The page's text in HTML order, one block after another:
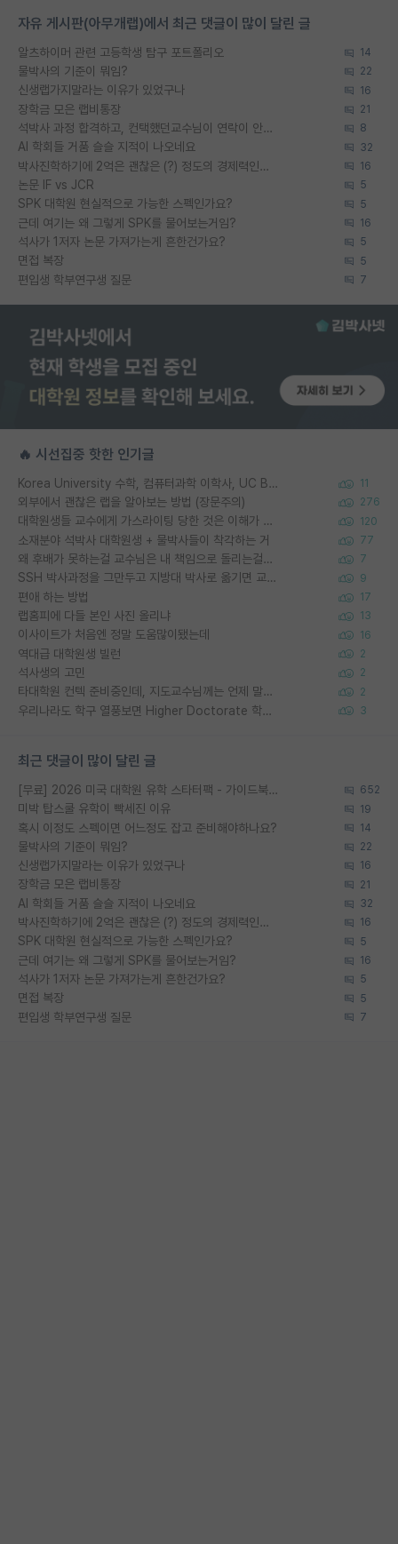
자유 게시판(아무개랩)에서 최근 댓글이 많이 달린 글
알츠하이머 관련 고등학생 탐구 포트폴리오 14
물박사의 기준이 뭐임? 22
신생랩가지말라는 이유가 있었구나 16
장학금 모은 랩비통장 21
석박사 과정 합격하고, 컨택했던교수님이 연락이 안됩니다... 8
AI 학회들 거품 슬슬 지적이 나오네요 32
박사진학하기에 2억은 괜찮은 (?) 정도의 경제력인가요 16
논문 IF vs JCR 5
SPK 대학원 현실적으로 가능한 스펙인가요? 5
근데 여기는 왜 그렇게 SPK를 물어보는거임? 16
석사가 1저자 논문 가져가는게 흔한건가요? 5
면접 복장 5
편입생 학부연구생 질문 7
🔥 시선집중 핫한 인기글
Korea University 수학, 컴퓨터과학 이학사, UC Berkeley 산업공학 대학원 공학박사가 되는 것은 쉽지 않겠죠? 11
외부에서 괜찮은 랩을 알아보는 방법 (장문주의) 276
대학원생들 교수에게 가스라이팅 당한 것은 이해가 갑니다. 안타깝네요. 120
소재분야 석박사 대학원생 + 물박사들이 착각하는 거 77
왜 후배가 못하는걸 교수님은 내 책임으로 돌리는걸까요? 7
SSH 박사과정을 그만두고 지방대 박사로 옮기면 교수의 꿈은 끝일까요? 9
편애 하는 방법 17
랩홈피에 다들 본인 사진 올리냐 13
이사이트가 처음엔 정말 도움많이됐는데 16
역대급 대학원생 빌런 2
석사생의 고민 2
타대학원 컨텍 준비중인데, 지도교수님께는 언제 말씀드려야 할까요? 2
우리나라도 학구 열풍보면 Higher Doctorate 학위가 필요하다고 봅니다. 3
최근 댓글이 많이 달린 글
[무료] 2026 미국 대학원 유학 스타터팩 - 가이드북 & 합격자 컨택메일 템플릿 652
미박 탑스쿨 유학이 빡세진 이유 19
혹시 이정도 스펙이면 어느정도 잡고 준비해야하나요? 14
물박사의 기준이 뭐임? 22
신생랩가지말라는 이유가 있었구나 16
장학금 모은 랩비통장 21
AI 학회들 거품 슬슬 지적이 나오네요 32
박사진학하기에 2억은 괜찮은 (?) 정도의 경제력인가요 16
SPK 대학원 현실적으로 가능한 스펙인가요? 5
근데 여기는 왜 그렇게 SPK를 물어보는거임? 16
석사가 1저자 논문 가져가는게 흔한건가요? 5
면접 복장 5
편입생 학부연구생 질문 7